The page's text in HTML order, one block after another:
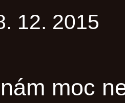
12. 2015
moc